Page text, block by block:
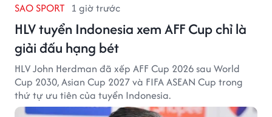
SAO SPORT 1 giờ trước
HLV tuyển Indonesia xem AFF Cup chỉ là
giải đấu hạng bét
HLV John Herdman đã xếp AFF Cup 2026 sau World
Cup 2030, Asian Cup 2027 và FIFA ASEAN Cup trong
thứ tự ưu tiên của tuyển Indonesia.